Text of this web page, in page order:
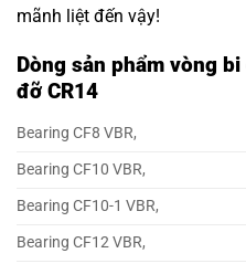
mãnh liệt đến vậy!
Dòng sản phẩm vòng
đỡ CR14
Bearing CF8 VBR,
Bearing CF10 VBR,
Bearing CF10-1 VBR,
Bearing CF12 VBR,